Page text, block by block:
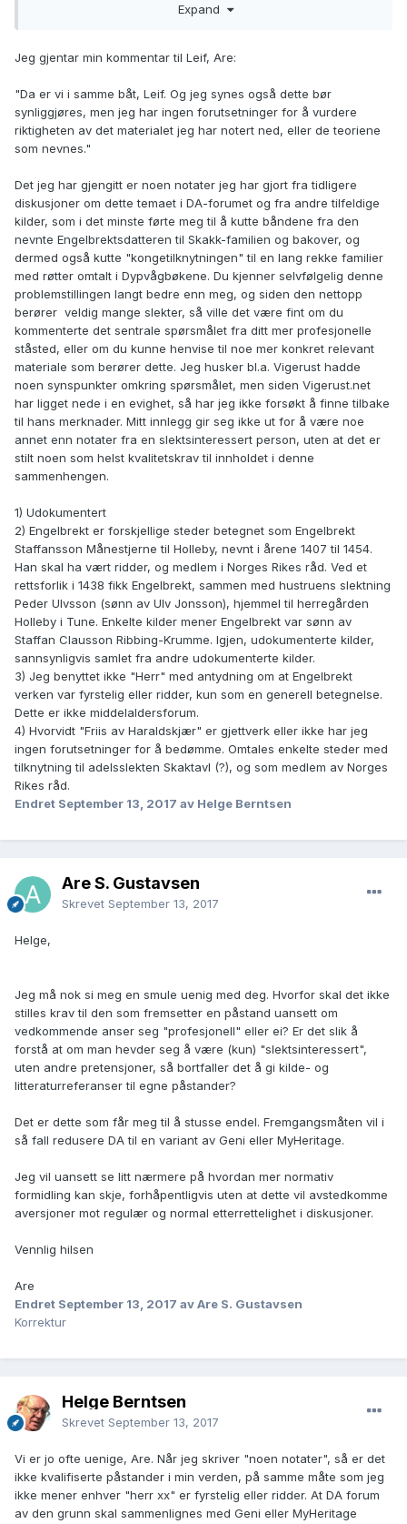
3. Engelbrekt benyttet aldri noen herre-tittel. Ikke kjent som
kan understøtte en slik påstand.
Det er å anbefale en noe høyere nøyaktighetsgrad i møte
med spesielt middelalder, idet man lett kommer i skade for å
videreformidle feil og mangler ved eldre litteratur.
Are
Expand
Jeg gjentar min kommentar til Leif, Are:
"Da er vi i samme båt, Leif. Og jeg synes også dette bør
synliggjøres, men jeg har ingen forutsetninger for å vurdere
riktigheten av det materialet jeg har notert ned, eller de teoriene
som nevnes."
Det jeg har gjengitt er noen notater jeg har gjort fra tidligere
diskusjoner om dette temaet i DA-forumet og fra andre tilfeldige
kilder, som i det minste førte meg til å kutte båndene fra den
nevnte Engelbrektsdatteren til Skakk-familien og bakover, og
dermed også kutte "kongetilknytningen" til en lang rekke familier
med røtter omtalt i Dypvågbøkene. Du kjenner selvfølgelig denne
problemstillingen langt bedre enn meg, og siden den nettopp
berører veldig mange slekter, så ville det være fint om du
kommenterte det sentrale spørsmålet fra ditt mer profesjonelle
ståsted, eller om du kunne henvise til noe mer konkret relevant
materiale som berører dette. Jeg husker bl.a. Vigerust hadde
noen synspunkter omkring spørsmålet, men siden Vigerust.net
har ligget nede i en evighet, så har jeg ikke forsøkt å finne tilbake
til hans merknader. Mitt innlegg gir seg ikke ut for å være noe
annet enn notater fra en slektsinteressert person, uten at det er
stilt noen som helst kvalitetskrav til innholdet i denne
sammenhengen.
1) Udokumentert
2) Engelbrekt er forskjellige steder betegnet som Engelbrekt
Staffansson Månestjerne til Holleby, nevnt i årene 1407 til 1454.
Han skal ha vært ridder, og medlem i Norges Rikes råd. Ved et
rettsforlik i 1438 fikk Engelbrekt, sammen med hustruens slektning
Peder Ulvsson (sønn av Ulv Jonsson), hjemmel til herregården
Holleby i Tune. Enkelte kilder mener Engelbrekt var sønn av
Staffan Clausson Ribbing-Krumme. Igjen, udokumenterte kilder,
sannsynligvis samlet fra andre udokumenterte kilder.
3) Jeg benyttet ikke "Herr" med antydning om at Engelbrekt
verken var fyrstelig eller ridder, kun som en generell betegnelse.
Dette er ikke middelaldersforum.
4) Hvorvidt "Friis av Haraldskjær" er gjettverk eller ikke har jeg
ingen forutsetninger for å bedømme. Omtales enkelte steder med
tilknytning til adelsslekten Skaktavl (?), og som medlem av Norges
Rikes råd.
Endret September 13, 2017 av Helge Berntsen
Are S. Gustavsen
Skrevet September 13, 2017
Helge,
Jeg må nok si meg en smule uenig med deg. Hvorfor skal det ikke
stilles krav til den som fremsetter en påstand uansett om
vedkommende anser seg "profesjonell" eller ei? Er det slik å
forstå at om man hevder seg å være (kun) "slektsinteressert",
uten andre pretensjoner, så bortfaller det å gi kilde- og
litteraturreferanser til egne påstander?
Det er dette som får meg til å stusse endel. Fremgangsmåten vil i
så fall redusere DA til en variant av Geni eller MyHeritage.
Jeg vil uansett se litt nærmere på hvordan mer normativ
formidling kan skje, forhåpentligvis uten at dette vil avstedkomme
aversjoner mot regulær og normal etterrettelighet i diskusjoner.
Vennlig hilsen
Are
Endret September 13, 2017 av Are S. Gustavsen
Korrektur
Helge Berntsen
Skrevet September 13, 2017
Vi er jo ofte uenige, Are. Når jeg skriver "noen notater", så er det
ikke kvalifiserte påstander i min verden, på samme måte som jeg
ikke mener enhver "herr xx" er fyrstelig eller ridder. At DA forum
av den grunn skal sammenlignes med Geni eller MyHeritage